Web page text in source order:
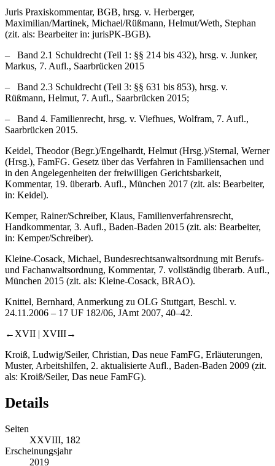
Juris Praxiskommentar, BGB, hrsg. v. Herberger,
Maximilian/Martinek, Michael/Rüßmann, Helmut/Weth, Stephan
(zit. als: Bearbeiterin: jurisPK-BGB).
– Band 2.1 Schuldrecht (Teil 1: §§ 214 bis 432), hrsg. v. Junker,
Markus, 7. Aufl., Saarbrücken 2015
– Band 2.3 Schuldrecht (Teil 3: §§ 631 bis 853), hrsg. v.
Rüßmann, Helmut, 7. Aufl., Saarbrücken 2015;
– Band 4. Familienrecht, hrsg. v. Viefhues, Wolfram, 7. Aufl.,
Saarbrücken 2015.
Keidel, Theodor(Begr.)/Engelhardt, Helmut (Hrsg.)/Sternal, Werner
(Hrsg.), FamFG. Gesetz über das Verfahren in Familiensachen und
in den Angelegenheiten der freiwilligen Gerichtsbarkeit,
Kommentar, 19. überarb. Aufl., München 2017 (zit. als: Bearbeiter,
in: Keidel).
Kemper, Rainer/Schreiber, Klaus, Familienverfahrensrecht,
Handkommentar, 3. Aufl., Baden-Baden 2015 (zit. als: Bearbeiter,
in: Kemper/Schreiber).
Kleine-Cosack, Michael, Bundesrechtsanwaltsordnung mit Berufs-
und Fachanwaltsordnung, Kommentar, 7. vollständig überarb. Aufl.,
München 2015 (zit. als: Kleine-Cosack, BRAO).
Knittel, Bernhard, Anmerkung zu OLG Stuttgart, Beschl. v.
24.11.2006 – 17 UF 182/06, JAmt 2007, 40–42.
←XVII | XVIII→
Kroiß, Ludwig/Seiler, Christian, Das neue FamFG, Erläuterungen,
Muster, Arbeitshilfen, 2. aktualisierte Aufl., Baden-Baden 2009 (zit.
als: Kroiß/Seiler, Das neue FamFG).
Details
Seiten
XXVIII, 182
Erscheinungsjahr
2019